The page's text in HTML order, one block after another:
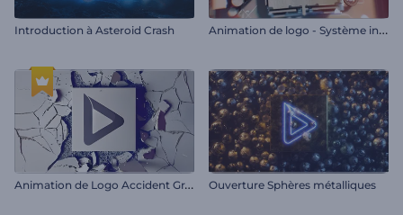
Introduction à Asteroid Crash A
nimation de logo - Système informatique
A
nimation de Logo Accident Grave Ouverture Sphères métalliques